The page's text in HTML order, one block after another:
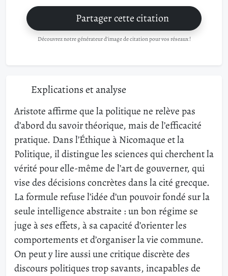
Partager cette citation
Découvrez notre générateur d'image de citation pour vos réseaux !
Explications et analyse
Aristote affirme que la politique ne relève pas
d’abord du savoir théorique, mais de l’efficacité
pratique. Dans l’Éthique à Nicomaque et la
Politique, il distingue les sciences qui cherchent la
vérité pour elle-même de l’art de gouverner, qui
vise des décisions concrètes dans la cité grecque.
La formule refuse l’idée d’un pouvoir fondé sur la
seule intelligence abstraite : un bon régime se
juge à ses effets, à sa capacité d’orienter les
comportements et d’organiser la vie commune.
On peut y lire aussi une critique discrète des
discours politiques trop savants, incapables de